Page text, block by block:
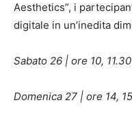
Aesthetics”, i
digitale in un’inedita
Sabato 26 | ore 10, 11.30
Domenica 27 | ore 14,